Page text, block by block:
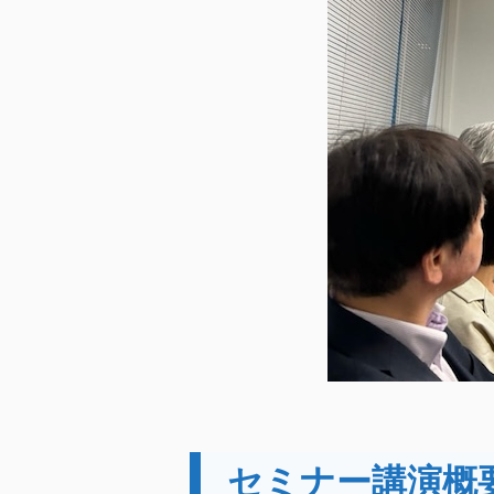
セミナー講演概